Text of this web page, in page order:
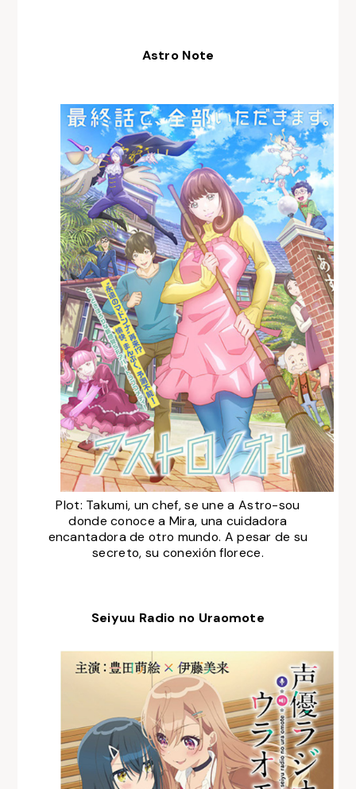
Astro Note
Plot: Takumi, un chef, se une a Astro-sou
donde conoce a Mira, una cuidadora
encantadora de otro mundo. A pesar de su
secreto, su conexión florece.
Seiyuu Radio no Uraomote